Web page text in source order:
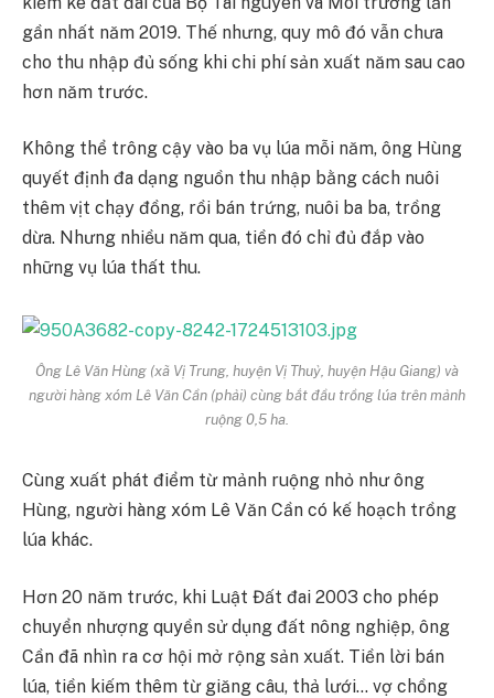
gần nhất năm 2019. Thế nhưng, quy mô đó vẫn chưa
cho thu nhập đủ sống khi chi phí sản xuất năm sau cao
hơn năm trước.
Không thể trông cậy vào ba vụ lúa mỗi năm, ông Hùng
quyết định đa dạng nguồn thu nhập bằng cách nuôi
thêm vịt chạy đồng, rồi bán trứng, nuôi ba ba, trồng
dừa. Nhưng nhiều năm qua, tiền đó chỉ đủ đắp vào
những vụ lúa thất thu.
Ông Lê Văn Hùng (xã Vị Trung, huyện Vị Thuỷ, huyện Hậu Giang) và
người hàng xóm Lê Văn Cần (phải) cùng bắt đầu trồng lúa trên mảnh
ruộng 0,5 ha.
Cùng xuất phát điểm từ mảnh ruộng nhỏ như ông
Hùng, người hàng xóm Lê Văn Cần có kế hoạch trồng
lúa khác.
Hơn 20 năm trước, khi Luật Đất đai 2003 cho phép
chuyển nhượng quyền sử dụng đất nông nghiệp, ông
Cần đã nhìn ra cơ hội mở rộng sản xuất. Tiền lời bán
lúa, tiền kiếm thêm từ giăng câu, thả lưới… vợ chồng